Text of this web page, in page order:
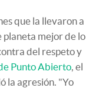
que la llevaron a
mejor de lo
del respeto y
Punto Abierto, el
la agresión. "Yo